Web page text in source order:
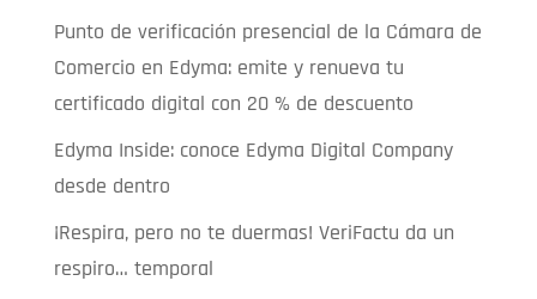
Punto de verificación presencial de la Cámara de
Comercio en Edyma: emite y renueva tu
certificado digital con 20 % de descuento
Edyma Inside: conoce Edyma Digital Company
desde dentro
¡Respira, pero no te duermas! VeriFactu da un
respiro… temporal